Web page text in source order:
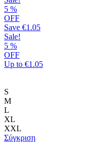
5 %
OFF
Save €1.05
Sale!
5 %
OFF
Up to €1.05
S
M
L
XL
XXL
Σύγκριση